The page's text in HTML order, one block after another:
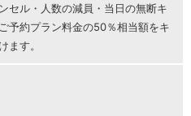
セル・人数の減員・当日の無断キ
予約プラン料金の50％相当額をキ
ます。